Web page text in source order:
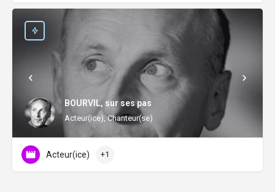
BOURVIL, sur ses pas
Acteur(ice), Chanteur(se)
Acteur(ice) +1